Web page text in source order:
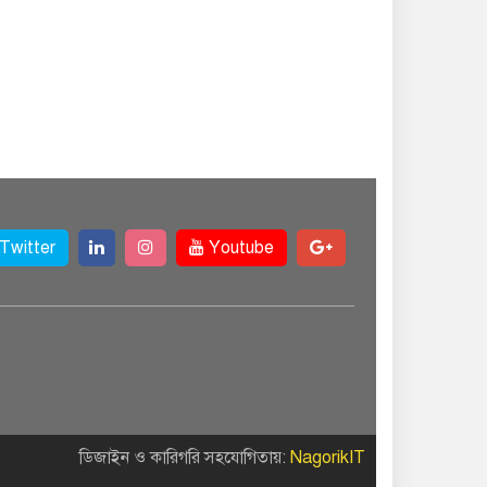
Twitter Youtube
ডিজাইন ও কারিগরি সহযোগিতায়: NagorikIT